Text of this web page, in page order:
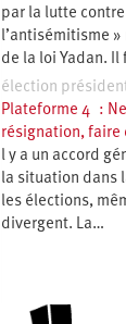
par la lutte
l’antisémitisme »
de la loi Yadan. Il
élection
Plateforme 4 :
résignation, faire
l y a un accord
la situation dans
les élections,
divergent. La…